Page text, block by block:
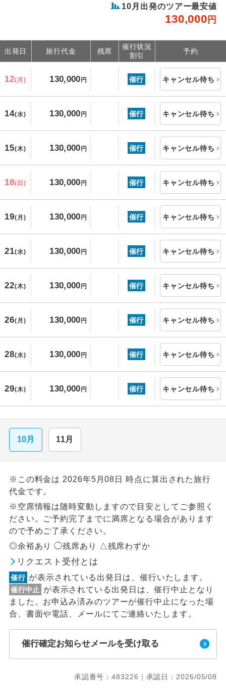
10 月出発のツアー最安値
130,000 円
出発日 旅行代金 残席
催行状況
割引
予約
12(月) 130,000 円 催行 キャンセル待ち
14(水) 130,000 円 催行 キャンセル待ち
15(木) 130,000 円 催行 キャンセル待ち
18(日) 130,000 円 催行 キャンセル待ち
19(月) 130,000 円 催行 キャンセル待ち
21(水) 130,000 円 催行 キャンセル待ち
22(木) 130,000 円 催行 キャンセル待ち
26(月) 130,000 円 催行 キャンセル待ち
28(水) 130,000 円 催行 キャンセル待ち
29(木) 130,000 円 催行 キャンセル待ち
10月 11月
※この料金は 2026年5月08日 時点に算出された旅行
代金です。
※空席情報は随時変動しますので目安としてご参照く
ださい。ご予約完了までに満席となる場合があります
ので予めご了承ください。
◎余裕あり ◯残席あり △残席わずか
リクエスト受付とは
催行 が表示されている出発日は、催行いたします。
催行中止
が表示されている出発日は、催行中止となり
ました。お申込み済みのツアーが催行中止になった場
合、書面や電話、メールにてご連絡いたします。
催行確定お知らせメールを受け取る
承認番号：483226｜承認日：2026/05/08